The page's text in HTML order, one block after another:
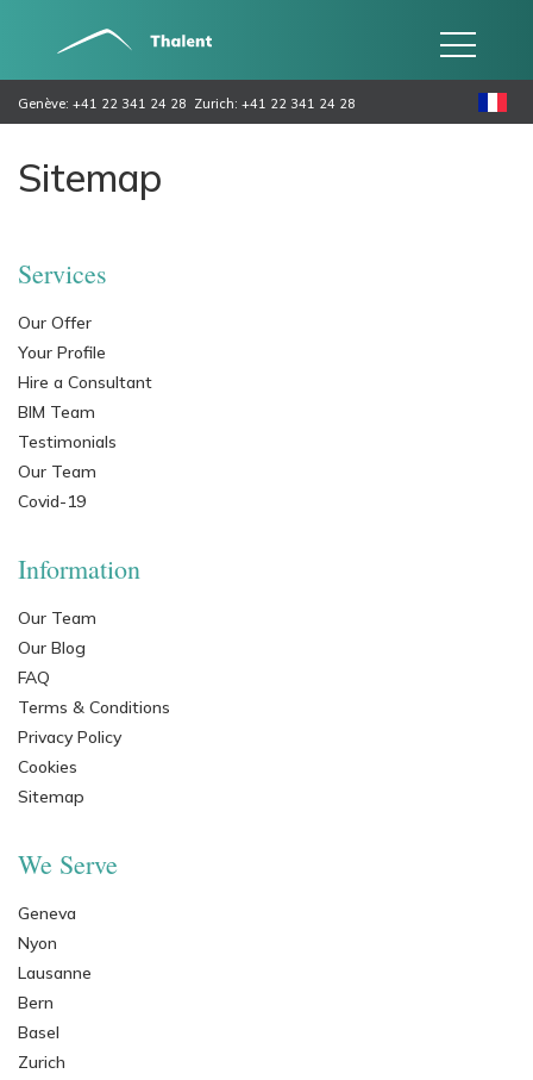
Genève: +41 22 341 24 28 Zurich: +41 22 341 24 28
Sitemap
Services
Our Offer
Your Profile
Hire a Consultant
BIM Team
Testimonials
Our Team
Covid-19
Information
Our Team
Our Blog
FAQ
Terms & Conditions
Privacy Policy
Cookies
Sitemap
We Serve
Geneva
Nyon
Lausanne
Bern
Basel
Zurich